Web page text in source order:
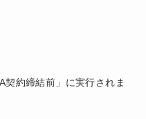
契約締結前」に実行されま